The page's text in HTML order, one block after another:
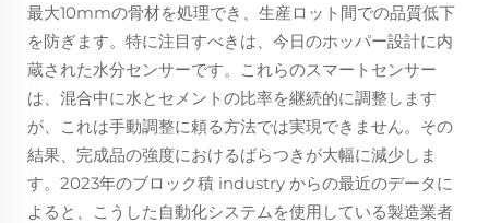
最大10mmの骨材を処理でき、生産ロット間での品質低下
を防ぎます。特に注目すべきは、今日のホッパー設計に内
蔵された水分センサーです。これらのスマートセンサー
は、混合中に水とセメントの比率を継続的に調整します
が、これは手動調整に頼る方法では実現できません。その
結果、完成品の強度におけるばらつきが大幅に減少しま
す。2023年のブロック積 industry からの最近のデータに
よると、こうした自動化システムを使用している製造業者